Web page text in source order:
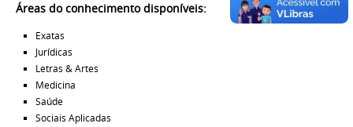
Áreas do conhecimento disponíveis:
Exatas
Jurídicas
Letras & Artes
Medicina
Saúde
Sociais Aplicadas